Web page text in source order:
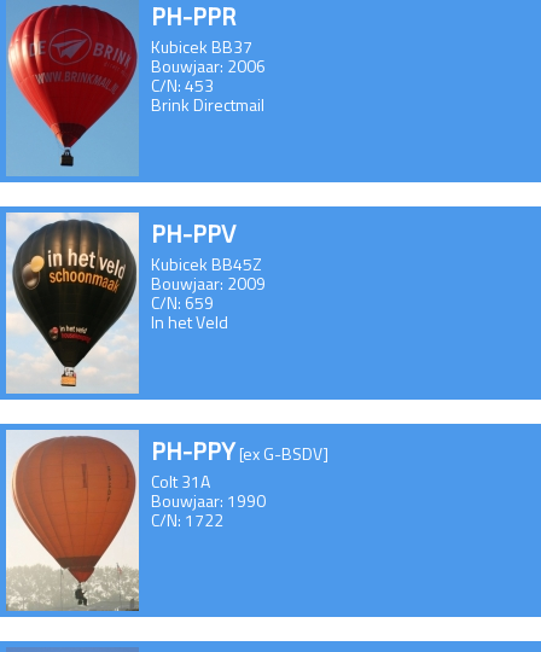
PH-PPR
Kubicek BB37
Bouwjaar: 2006
C/N: 453
Brink Directmail
PH-PPV
Kubicek BB45Z
Bouwjaar: 2009
C/N: 659
In het Veld
PH-PPY[ex G-BSDV]
Colt 31A
Bouwjaar: 1990
C/N: 1722